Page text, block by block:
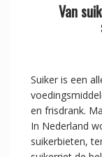
Van
Suiker is een
en frisdrank.
In Nederland
suikerbieten,